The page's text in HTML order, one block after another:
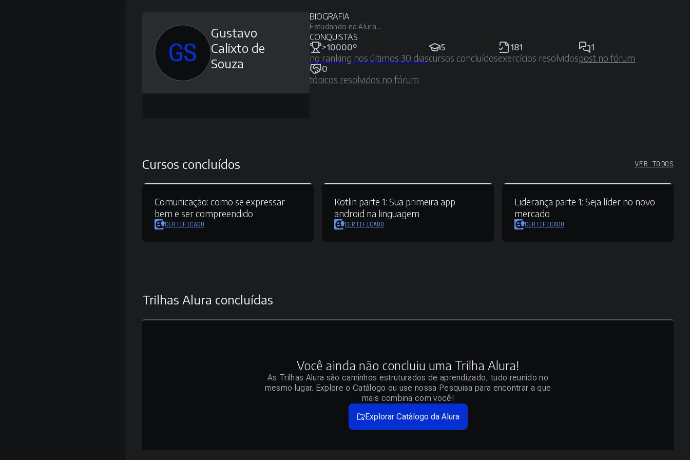
GS
Gustavo
Calixto de
Souza
BIOGRAFIA
Estudando na Alura...
CONQUISTAS
>10000º
no ranking nos últimos 30 dias
5
cursos concluídos
181
exercícios resolvidos
1
post no fórum
0
tópicos resolvidos no fórum
Cursos concluídos VER TODOS
Comunicação: como se expressar
bem e ser compreendido
CERTIFICADO
Kotlin parte 1: Sua primeira app
android na linguagem
CERTIFICADO
Liderança parte 1: Seja líder no novo
mercado
CERTIFICADO
Trilhas Alura concluídas
Você ainda não concluiu uma Trilha Alura!
As Trilhas Alura são caminhos estruturados de aprendizado, tudo reunido no
mesmo lugar. Explore o Catálogo ou use nossa Pesquisa para encontrar a que
mais combina com você!
Explorar Catálogo da Alura